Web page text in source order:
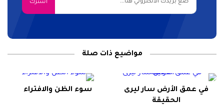
مواضيع ذات صلة
في عمق الأرض سار ليرى
الحقيقة
سوء الظن والافتراء